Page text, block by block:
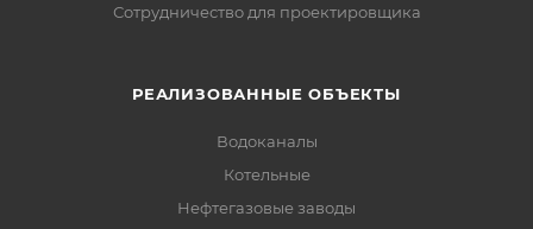
Сотрудничество для проектировщика
РЕАЛИЗОВАННЫЕ ОБЪЕКТЫ
Водоканалы
Котельные
Нефтегазовые заводы